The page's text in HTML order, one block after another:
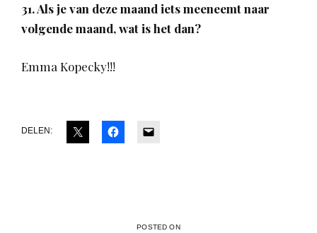
POSTED ON
31. Als je van deze maand iets meeneemt naar
volgende maand, wat is het dan?
Emma Kopecky!!!
DELEN: